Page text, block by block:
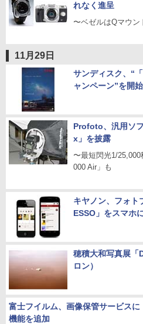
れなく進呈
〜ベゼルはQマウン
11月29日
サンディスク、“
ャンペーン”を開始
Profoto、汎用ソ
x」を披露
〜最短閃光1/
000 Air」も
キヤノン、フォト
ESSO」をスマホ
穂積大和写真展
ロン）
富士フイルム、画像保管サービスに
機能を追加